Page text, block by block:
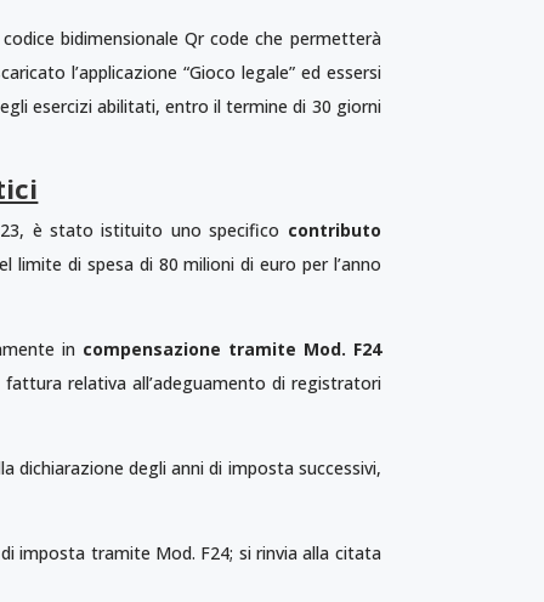
bidimensionale Qr code che permetterà
l’applicazione “Gioco legale” ed essersi
esercizi abilitati, entro il termine di 30 giorni
è stato istituito uno specifico contributo
limite di spesa di 80 milioni di euro per l’anno
in compensazione tramite Mod. F24
relativa all’adeguamento di registratori
dichiarazione degli anni di imposta successivi,
imposta tramite Mod. F24; si rinvia alla citata